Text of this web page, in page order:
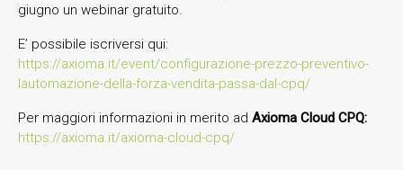
giugno un webinar gratuito.
E’ possibile iscriversi qui:
https://axioma.it/event/configurazione-prezzo-preventivo-
lautomazione-della-forza-vendita-passa-dal-cpq/
Per maggiori informazioni in merito ad Axioma Cloud CPQ:
https://axioma.it/axioma-cloud-cpq/